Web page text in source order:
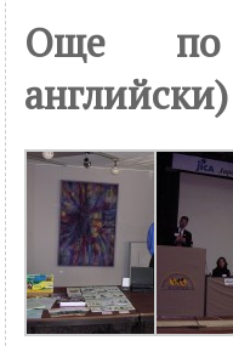
Още по
английски)